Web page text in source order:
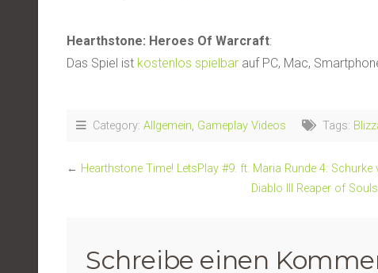
Hearthstone: Heroes Of Warcraft:
Das Spiel ist kostenlos spielbar auf PC, Mac,
Category: Allgemein, Gameplay Videos Tags:
← Hearthstone Time! LetsPlay #9: ft. Maria Runde 4: Schurke
Diablo III Reaper of
Schreibe einen